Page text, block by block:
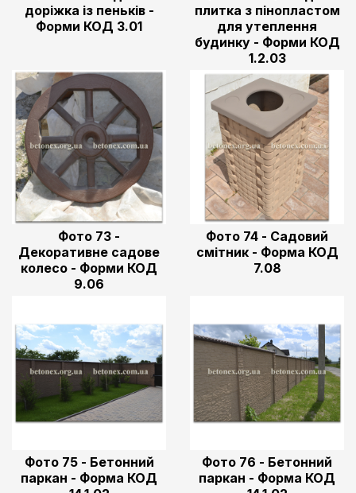
доріжка із пеньків -
Форми КОД 3.01
плитка з пінопластом
для утеплення
будинку - Форми КОД
1.2.03
Фото 73 -
Декоративне садове
колесо - Форми КОД
9.06
Фото 74 - Садовий
смітник - Форма КОД
7.08
Фото 75 - Бетонний
паркан - Форма КОД
Фото 76 - Бетонний
паркан - Форма КОД